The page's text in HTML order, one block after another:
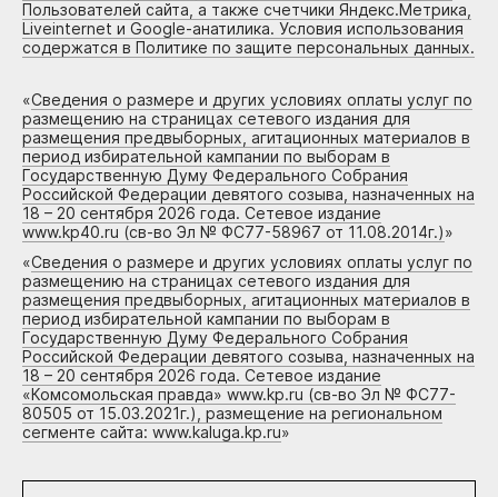
Пользователей сайта, а также счетчики Яндекс.Метрика,
Liveinternet и Google-анатилика. Условия использования
содержатся в Политике по защите персональных данных.
«Сведения о размере и других условиях оплаты услуг по
размещению на страницах сетевого издания для
размещения предвыборных, агитационных материалов в
период избирательной кампании по выборам в
Государственную Думу Федерального Собрания
Российской Федерации девятого созыва, назначенных на
18 – 20 сентября 2026 года. Сетевое издание
www.kp40.ru (св-во Эл № ФС77-58967 от 11.08.2014г.)»
«Сведения о размере и других условиях оплаты услуг по
размещению на страницах сетевого издания для
размещения предвыборных, агитационных материалов в
период избирательной кампании по выборам в
Государственную Думу Федерального Собрания
Российской Федерации девятого созыва, назначенных на
18 – 20 сентября 2026 года. Сетевое издание
«Комсомольская правда» www.kp.ru (св-во Эл № ФС77-
80505 от 15.03.2021г.), размещение на региональном
сегменте сайта: www.kaluga.kp.ru»